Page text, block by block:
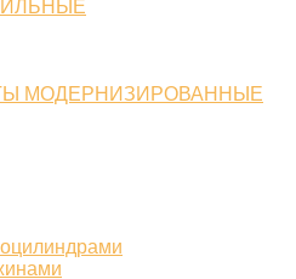
МОДЕРНИЗИРОВАННЫЕ